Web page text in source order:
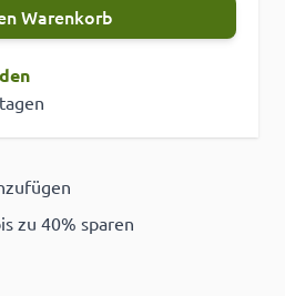
Warenkorb
zu 40% sparen